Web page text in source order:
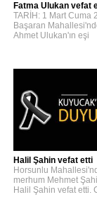
Fatma Ulukan vefat
TARİH: 1 Mart Cuma
Başaran
Ahmet Ulukan'ın eşi
Halil Şahin vefat etti
Horsunlu
merhum Mehmet
Halil Şahin vefat etti.